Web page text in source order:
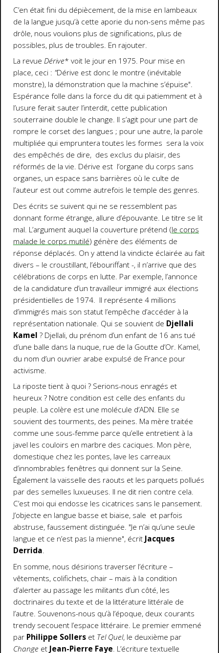
C’en était fini du dépiècement, de la mise en lambeaux
de la langue jusqu’à cette aporie du non-sens même pas
drôle, nous voulions plus de significations, plus de
possibles, plus de troubles. En rajouter.
La revue Dérive* voit le jour en 1975. Pour mise en
place, ceci : "Dérive est donc le montre (inévitable
monstre), la démonstration que la machine s’épuise".
Espérance folle dans la force du dit qui patiemment et à
l’usure ferait sauter l’interdit, cette publication
souterraine double le change. Il s’agit pour une part de
rompre le corset des langues ; pour une autre, la parole
multipliée qui empruntera toutes les formes sera la voix
des empêchés de dire, des exclus du plaisir, des
réformés de la vie. Dérive est l’organe du corps sans
organes, un espace sans barrières où le culte de
l’auteur est out comme autrefois le temple des genres.
Des écrits se suivent qui ne se ressemblent pas
donnant forme étrange, allure d’épouvante. Le titre se lit
mal. L’argument auquel la couverture prétend (le corps
malade le corps mutilé) génère des éléments de
réponse déplacés. On y attend la vindicte éclairée au fait
divers – le croustillant, l’ébouriffant -, il n’arrive que des
célébrations de corps en lutte. Par exemple, l’annonce
de la candidature d’un travailleur immigré aux élections
présidentielles de 1974. Il représente 4 millions
d’immigrés mais son statut l’empêche d’accéder à la
représentation nationale. Qui se souvient de Djellali
Kamel ? Djellali, du prénom d’un enfant de 16 ans tué
d’une balle dans la nuque, rue de la Goutte d’Or. Kamel,
du nom d’un ouvrier arabe expulsé de France pour
activisme.
La riposte tient à quoi ? Serions-nous enragés et
heureux ? Notre condition est celle des enfants du
peuple. La colère est une molécule d’ADN. Elle se
souvient des tourments, des peines. Ma mère traitée
comme une sous-femme parce qu’elle entretient à la
javel les couloirs en marbre des caciques. Mon père,
domestique chez les pontes, lave les carreaux
d’innombrables fenêtres qui donnent sur la Seine.
Également la vaisselle des raouts et les parquets pollués
par des semelles luxueuses. Il ne dit rien contre cela.
C’est moi qui endosse les cicatrices sans le pansement.
J’objecte en langue basse et biaise, sale et parfois
abstruse, faussement distinguée. "Je n’ai qu’une seule
langue et ce n’est pas la mienne", écritJacques
Derrida.
En somme, nous désirions traverser l’écriture –
vêtements, colifichets, chair – mais à la condition
d’alerter au passage les militants d’un côté, les
doctrinaires du texte et de la littérature littérale de
l’autre. Souvenons-nous qu’à l’époque, deux courants
trendy secouent l’espace littéraire. Le premier emmené
par Philippe Sollers et Tel Quel, le deuxième par
Change et Jean-Pierre Faye. L’écriture textuelle